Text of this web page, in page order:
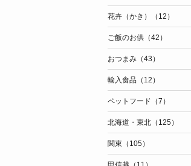
花卉（かき）（12）
ご飯のお供（42）
おつまみ（43）
輸入食品（12）
ペットフード（7）
北海道・東北（125）
関東（105）